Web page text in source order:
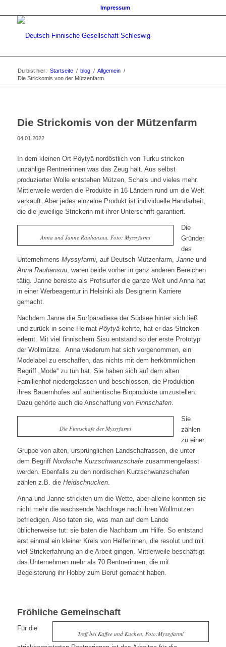
Impressum
Du bist hier: Startseite / blog / Allgemein /
Die Strickomis von der Mützenfarm
Die Strickomis von der Mützenfarm
04.01.2022
In dem kleinen Ort Pöytyä nordöstlich von Turku stricken
unzählige Rentnerinnen was das Zeug hält. Aus selbst
produzierter Wolle entstehen Mützen, Schals und vieles mehr.
Mittlerweile werden die Produkte in 16 Ländern rund um die Welt
verkauft. Aber jedes einzelne Produkt ist individuelle Handarbeit,
die die jeweilige Strickerin mit ihrer Unterschrift garantiert.
Anna und Janne Rauhansuu, Foto: Myssyfarmi
Die
Gründer
des
Unternehmens Myssyfarmi, auf Deutsch Mützenfarm, Janneund
Anna Rauhansuu, waren beide vorher in ganz anderen Bereichen
tätig. Janne bereiste als Profisurfer die ganze Welt und Anna hat
in einer Werbeagentur in Helsinki als Designerin Karriere
gemacht.
Nachdem Janne die Surfparadiese der Südsee hinter sich ließ
und zurück in seine Heimat Pöytyäkehrte, hat er das Stricken
erlernt. Mit viel finnischem Sisu entstand so der erste Prototyp
der Wollmütze. Anna wiederum hat sich vorgenommen, ein
Modelabel zu erschaffen, das nichts mit dem herkömmlichen
Begriff „Mode“ zu tun hat. Sie haben sich auf dem alten
Familienhof niedergelassen und beschlossen, die Produktion
ihres Bauernhofes auf authentische Bioprodukte umzustellen.
Dazu gehörte auch die Anschaffung von Finnschafen.
Die Finnschafe der Myssyfarmi
Sie
zählen
zu einer
Gruppe von alten, ursprünglichen Landschafrassen, die unter
dem Begriff Nordische Kurzschwanzschafezusammengefasst
werden. Ebenfalls zu den nordischen Kurzschwanzschafen
zählen z.B. die Heidschnucken.
Anna und Janne strickten um die Wette, aber alleine konnten sie
nicht mehr die wachsende Nachfrage nach ihren Wollmützen
befriedigen. Also taten sie, was man auf dem Lande
üblicherweise tut: sie baten die Nachbarn um Hilfe. So entstand
erst einmal ein kleiner Kreis von Helferinnen, die resolut und mit
viel Strickerfahrung an die Arbeit gingen. Mittlerweile beschäftigt
das Unternehmen mehr als 70 Rentnerinnen, die mit
Begeisterung ihr Hobby zum Beruf gemacht haben.
Fröhliche Gemeinschaft
Treff bei Kaffee und Kuchen, Foto:Myssyfarmi
Für die